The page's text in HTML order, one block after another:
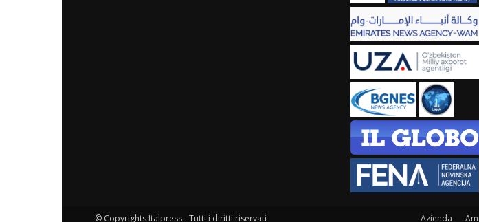
Azienda
© Copyrights Italpress - Tutti i diritti riservati